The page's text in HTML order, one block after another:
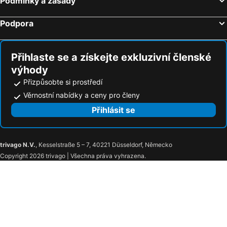
Podpora
Přihlaste se a získejte exkluzivní členské
výhody
Přizpůsobte si prostředí
Věrnostní nabídky a ceny pro členy
Přihlásit se
trivago N.V., Kesselstraße 5 – 7, 40221 Düsseldorf, Německo
Copyright 2026 trivago | Všechna práva vyhrazena.